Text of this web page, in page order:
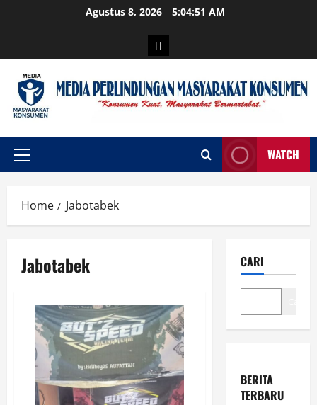
Agustus 8, 2026 5:04:52 AM
Login
Primary
WATCH
Home Jabotabek
Jabotabek CARI
BERITA
TERBARU